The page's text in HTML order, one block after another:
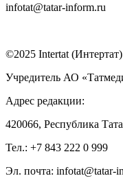
infotat@tatar-inform.ru
©2025 Intertat (Интертат)
Учредитель АО
Адрес редакции:
420066, Республика
Тел.: +7 843 222 0 999
Эл. почта: infotat@tatar-